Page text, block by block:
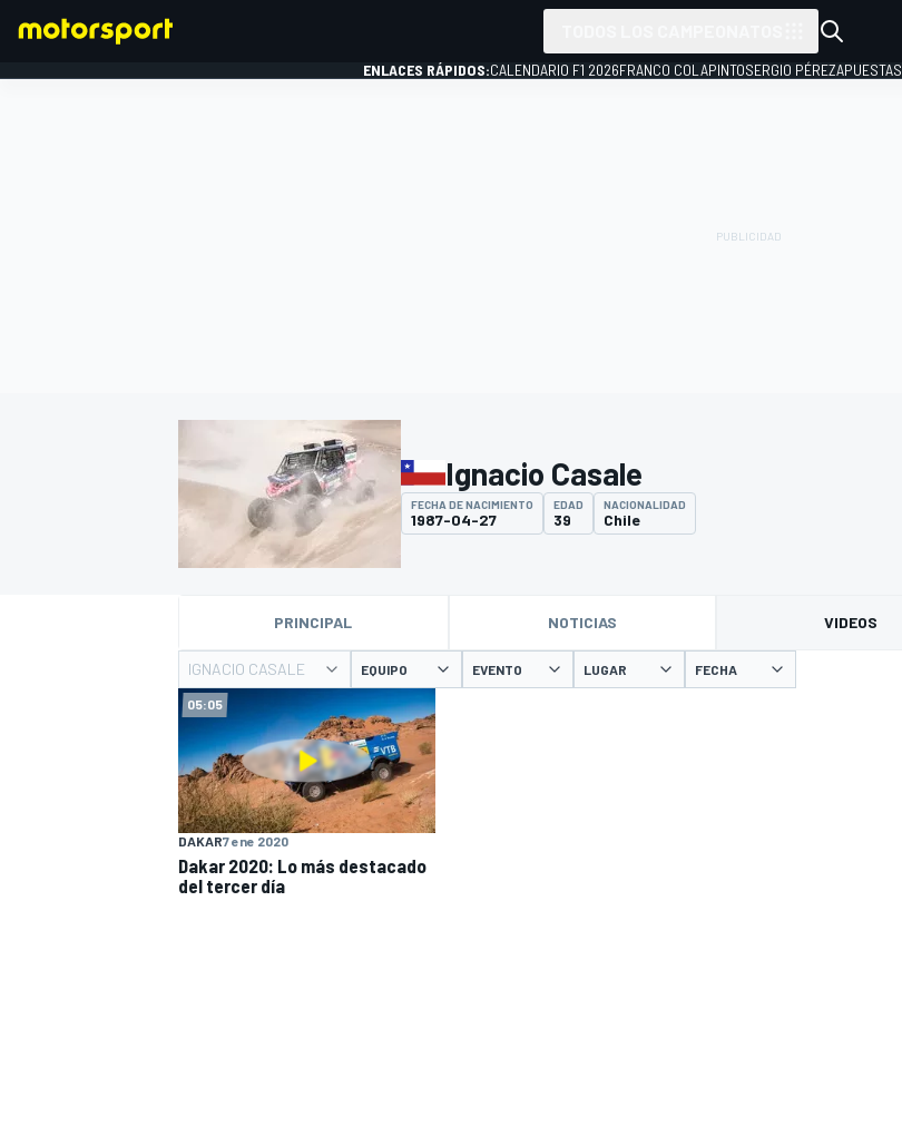
MOTOGP
ENLACES RÁPIDOS:CALENDARIO F1 2026FRANCO COLAPINTOSERGIO PÉREZAPUESTAS
Ignacio Casale
FECHA DE NACIMIENTO
1987-04-27
EDAD
39
NACIONALIDAD
Chile
PRINCIPAL NOTICIAS VIDEOS
IGNACIO CASALE EQUIPO EVENTO LUGAR FECHA
05:05
DAKAR7 ene 2020
Dakar 2020: Lo más destacado
del tercer día